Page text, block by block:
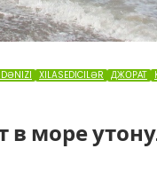
XILASEDICILƏR ДЖОРАТ
в море